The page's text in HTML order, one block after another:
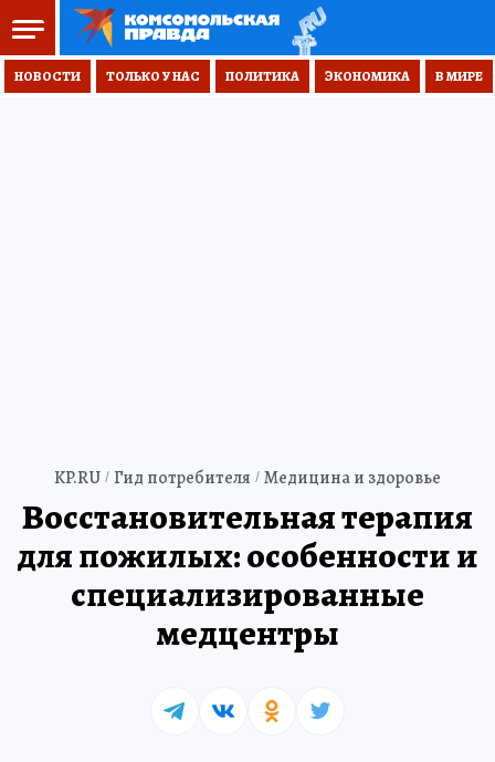
НОВОСТИ ТОЛЬКО У НАС ПОЛИТИКА ЭКОНОМИКА В МИРЕ
KP.RU Гид потребителя Медицина и здоровье
Восстановительная терапия
для пожилых: особенности и
специализированные
медцентры